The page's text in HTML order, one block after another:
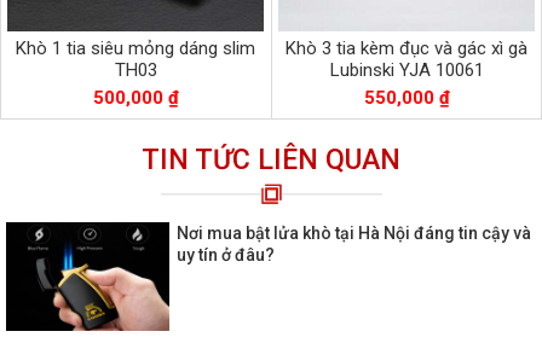
Khò 1 tia siêu mỏng dáng slim
TH03
500,000 ₫
Khò 3 tia kèm đục và gác xì gà
Lubinski YJA 10061
550,000 ₫
TIN TỨC LIÊN QUAN
Nơi mua bật lửa khò tại Hà Nội đáng tin cậy và
uy tín ở đâu?